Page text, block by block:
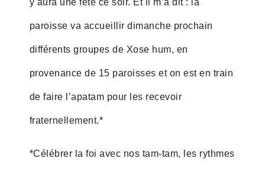
paroisse va accueillir dimanche prochain
différents groupes de Xose hum, en
provenance de 15 paroisses et on est en train
de faire l’apatam pour les recevoir
fraternellement.*
*Célébrer la foi avec nos tam-tam, les rythmes